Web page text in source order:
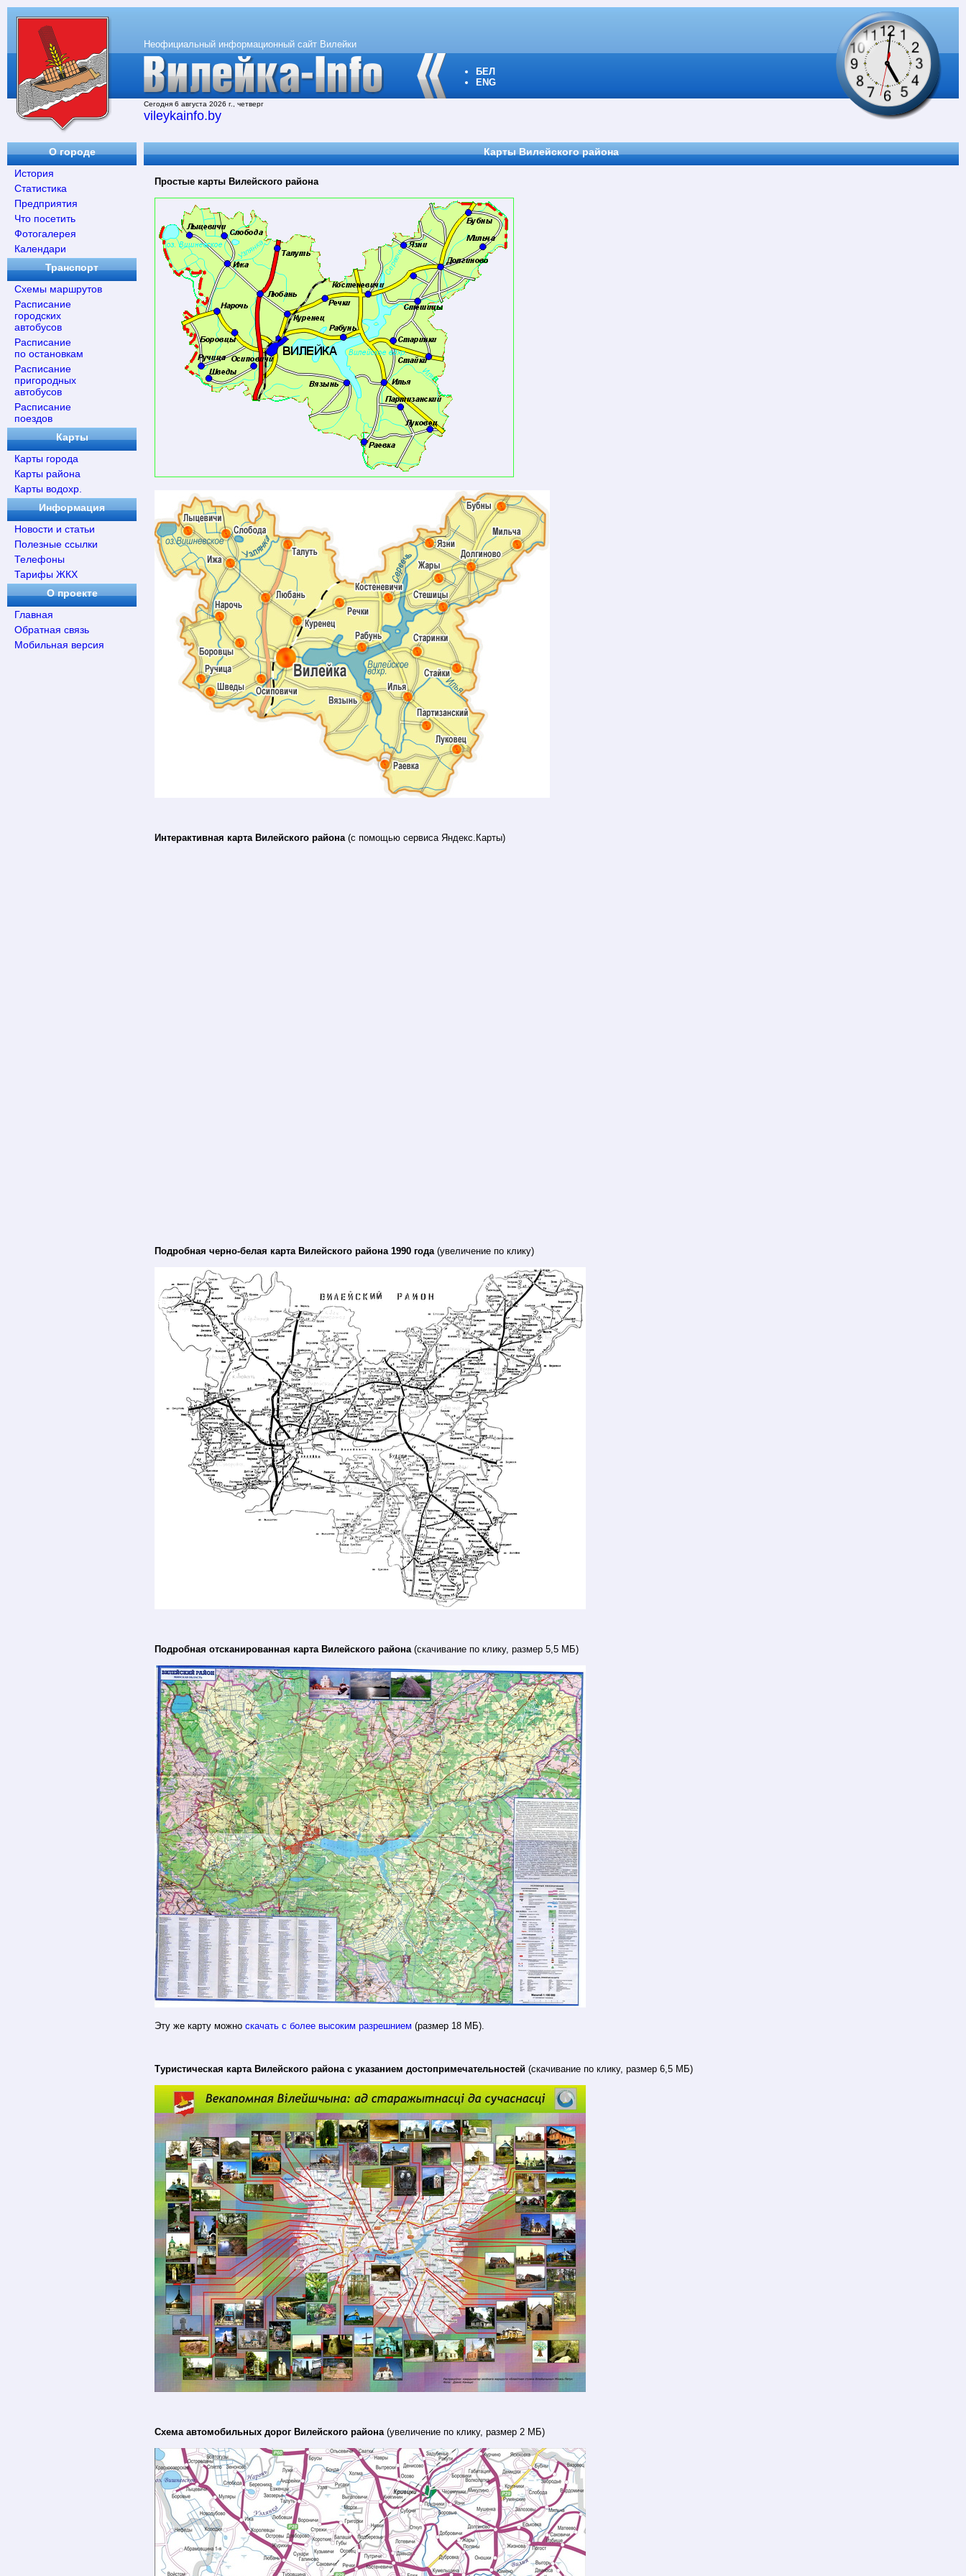
Неофициальный информационный сайт Вилейки
БЕЛ
ENG
Сегодня 6 августа 2026 г., четверг
vileykainfo.by
О городе
История
Статистика
Предприятия
Что посетить
Фотогалерея
Календари
Транспорт
Схемы маршрутов
Расписание
городских
автобусов
Расписание
по остановкам
Расписание
пригородных
автобусов
Расписание
поездов
Карты
Карты города
Карты района
Карты водохр.
Информация
Новости и статьи
Полезные ссылки
Телефоны
Тарифы ЖКХ
О проекте
Главная
Обратная связь
Мобильная версия
Карты Вилейского района
Простые карты Вилейского района
Интерактивная карта Вилейского района(с помощью сервиса Яндекс.Карты)
Подробная черно-белая карта Вилейского района 1990 года(увеличение по клику)
Подробная отсканированная карта Вилейского района(скачивание по клику, размер 5,5 МБ)
Эту же карту можно скачать с более высоким разрешнием (размер 18 МБ).
Туристическая карта Вилейского района с указанием достопримечательностей (скачивание по клику, размер 6,5 МБ)
Схема автомобильных дорог Вилейского района(увеличение по клику, размер 2 МБ)